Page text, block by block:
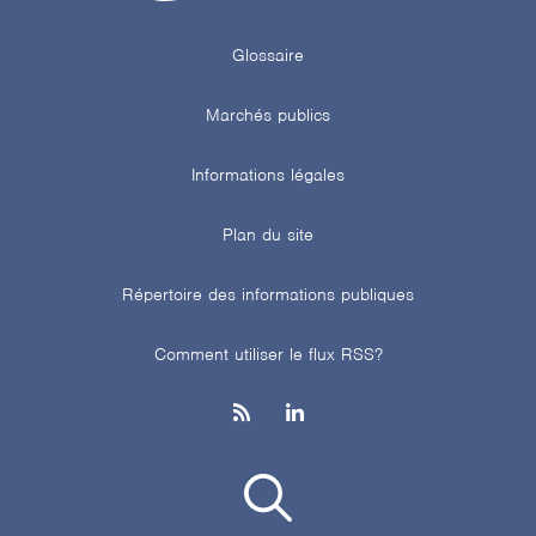
Glossaire
Marchés publics
Informations légales
Plan du site
Répertoire des informations publiques
Comment utiliser le flux RSS?